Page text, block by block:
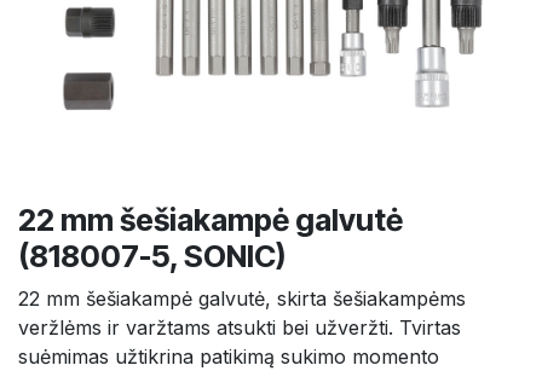
22 mm šešiakampė galvutė
(818007-5, SONIC)
22 mm šešiakampė galvutė, skirta šešiakampėms
veržlėms ir varžtams atsukti bei užveržti. Tvirtas
suėmimas užtikrina patikimą sukimo momento